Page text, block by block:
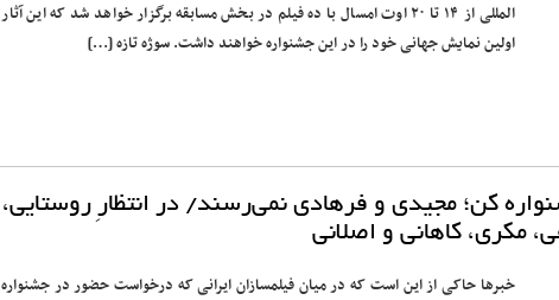
المللی از ۱۴ تا ۲۰ اوت امسال با ده فیلم در بخش مسابقه برگزار خواهد شد که این آثار‌
اولین نمایش جهانی خود را در این جشنواره خواهند داشت. سوژه تازه […]
کن؛ مجیدی و فرهادی نمی‌رسند/ در انتظارِ روستایی،
مکری، کاهانی و اصلانی
خبرها حاکی از این است که در میان فیلمسازان ایرانی که درخواست حضور در جشنواره